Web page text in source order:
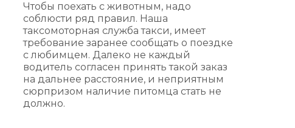
Чтобы поехать с животным, надо
соблюсти ряд правил. Наша
таксомоторная служба такси, имеет
требование заранее сообщать о поездке
с любимцем. Далеко не каждый
водитель согласен принять такой заказ
на дальнее расстояние, и неприятным
сюрпризом наличие питомца стать не
должно.